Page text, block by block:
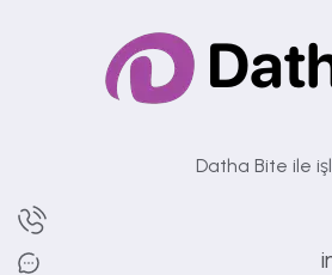
Datha Bite ile